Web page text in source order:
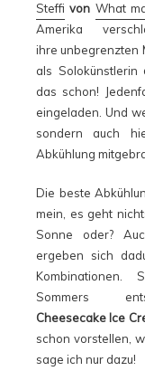
Steffi von What
Amerika
ihre unbegrenzten
als Solokünstlerin
das schon!
eingeladen. Und
sondern auch
Abkühlung
Die beste
mein, es geht
Sonne oder?
ergeben sich
Sommers
Cheesecake Ice
schon vorstellen,
sage ich nur dazu!